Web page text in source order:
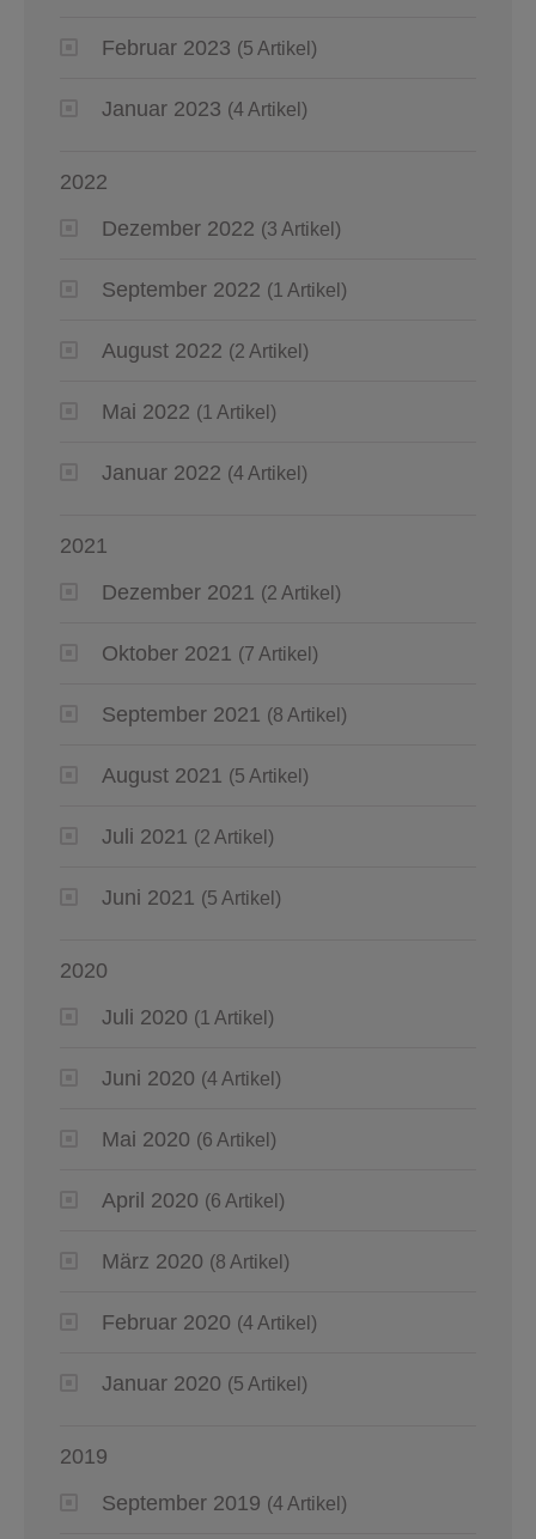
Februar 2023 (5 Artikel)
Januar 2023 (4 Artikel)
2022
Dezember 2022 (3 Artikel)
September 2022 (1 Artikel)
August 2022 (2 Artikel)
Mai 2022 (1 Artikel)
Januar 2022 (4 Artikel)
2021
Dezember 2021 (2 Artikel)
Oktober 2021 (7 Artikel)
September 2021 (8 Artikel)
August 2021 (5 Artikel)
Juli 2021 (2 Artikel)
Juni 2021 (5 Artikel)
2020
Juli 2020 (1 Artikel)
Juni 2020 (4 Artikel)
Mai 2020 (6 Artikel)
April 2020 (6 Artikel)
März 2020 (8 Artikel)
Februar 2020 (4 Artikel)
Januar 2020 (5 Artikel)
2019
September 2019 (4 Artikel)